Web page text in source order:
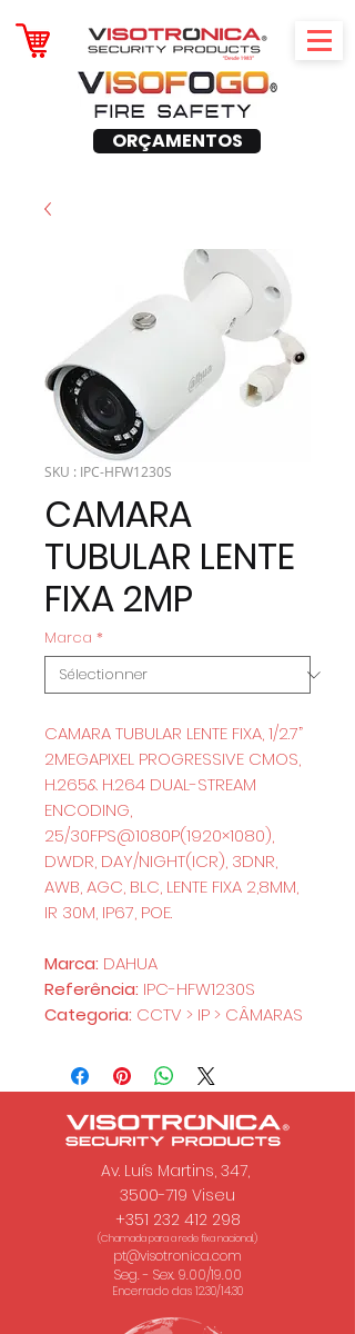
ORÇAMENTOS
SKU : IPC-HFW1230S
CAMARA
TUBULAR LENTE
FIXA 2MP
Marca *
CAMARA TUBULAR LENTE FIXA, 1/2.7”
2MEGAPIXEL PROGRESSIVE CMOS,
H.265& H.264 DUAL-STREAM
ENCODING,
25/30FPS@1080P(1920×1080),
DWDR, DAY/NIGHT(ICR), 3DNR,
AWB, AGC, BLC, LENTE FIXA 2,8MM,
IR 30M, IP67, POE.
Marca: DAHUA
Referência: IPC-HFW1230S
Categoria: CCTV > IP > CÂMARAS
Av. Luís Martins, 347,
3500-719 Viseu
+351 232 412 298
(Chamada para a rede fixa nacional.)
pt@visotronica.com
Seg. - Sex. 9.00/19.00
Encerrado das 12.30/14.30